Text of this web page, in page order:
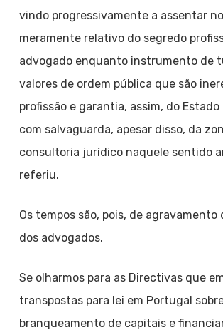
vindo progressivamente a assentar
meramente relativo do segredo
advogado enquanto instrumento de
valores de ordem pública que são
profissão e garantia, assim, do Estado
com salvaguarda, apesar disso, da
consultoria jurídico naquele sentido
referiu.
Os tempos são, pois, de agravamento
dos advogados.
Se olharmos para as Directivas que
transpostas para lei em Portugal
branqueamento de capitais e